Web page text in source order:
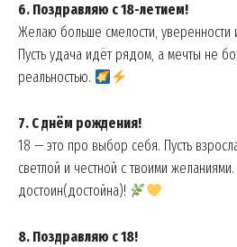
6. Поздравляю с 18-летием!
Желаю больше смелости, уверенности
Пусть удача идёт рядом, а мечты не
реальностью.
7. С днём рождения!
18 — это про выбор себя. Пусть
светлой и честной с твоими
достоин(достойна)!
8. Поздравляю с 18!